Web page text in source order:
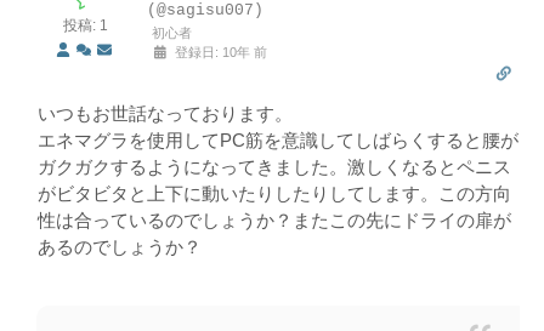
投稿: 1
(@sagisu007)
初心者
登録日: 10年 前
いつもお世話なっております。
エネマグラを使用してPC筋を意識してしばらくすると腰が
ガクガクするようになってきました。激しくなるとペニス
がビタビタと上下に動いたりしたりしてします。この方向
性は合っているのでしょうか？またこの先にドライの扉が
あるのでしょうか？